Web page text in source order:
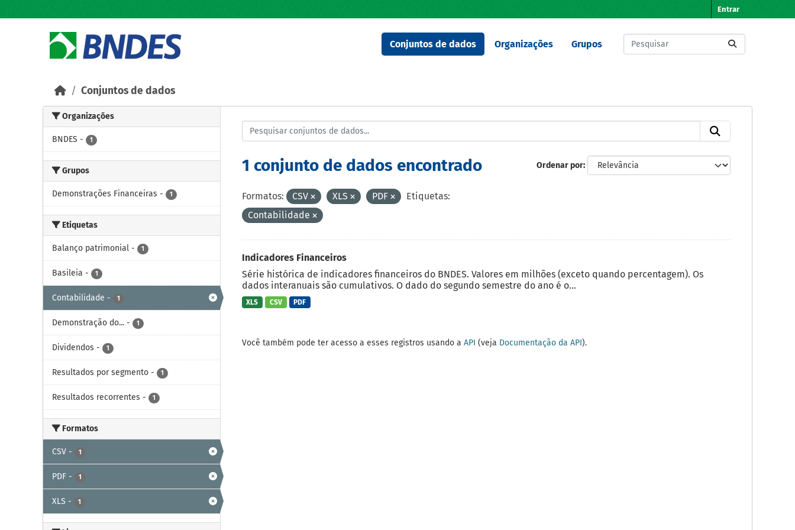
Entrar
Conjuntos de dados Organizações Grupos
Conjuntos de dados
Organizações
BNDES - 1
Grupos
Demonstrações Financeiras - 1
Etiquetas
Balanço patrimonial - 1
Basileia - 1
Contabilidade - 1
Demonstração do... - 1
Dividendos - 1
Resultados por segmento - 1
Resultados recorrentes - 1
Formatos
CSV - 1
PDF - 1
XLS - 1
Ordenar por
1 conjunto de dados encontrado
Formatos: CSV XLS PDF
Etiquetas:
Contabilidade
Indicadores Financeiros
Série histórica de indicadores financeiros do BNDES. Valores em milhões (exceto quando percentagem). Os
dados interanuais são cumulativos. O dado do segundo semestre do ano é o...
XLS CSV PDF
Você também pode ter acesso a esses registros usando a API (veja Documentação da API).